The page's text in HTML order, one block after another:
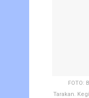
FOTO:
Tarakan.